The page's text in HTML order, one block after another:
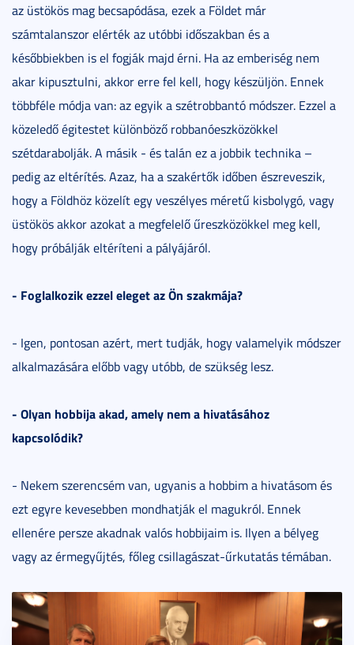
az üstökös mag becsapódása, ezek a Földet már
számtalanszor elérték az utóbbi időszakban és a
későbbiekben is el fogják majd érni. Ha az emberiség nem
akar kipusztulni, akkor erre fel kell, hogy készüljön. Ennek
többféle módja van: az egyik a szétrobbantó módszer. Ezzel a
közeledő égitestet különböző robbanóeszközökkel
szétdarabolják. A másik - és talán ez a jobbik technika –
pedig az eltérítés. Azaz, ha a szakértők időben észreveszik,
hogy a Földhöz közelít egy veszélyes méretű kisbolygó, vagy
üstökös akkor azokat a megfelelő űreszközökkel meg kell,
hogy próbálják eltéríteni a pályájáról.
- Foglalkozik ezzel eleget az Ön szakmája?
- Igen, pontosan azért, mert tudják, hogy valamelyik módszer
alkalmazására előbb vagy utóbb, de szükség lesz.
- Olyan hobbija akad, amely nem a hivatásához
kapcsolódik?
- Nekem szerencsém van, ugyanis a hobbim a hivatásom és
ezt egyre kevesebben mondhatják el magukról. Ennek
ellenére persze akadnak valós hobbijaim is. Ilyen a bélyeg
vagy az érmegyűjtés, főleg csillagászat-űrkutatás témában.